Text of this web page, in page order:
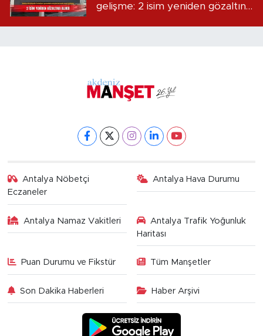
gelişme: 2 isim yeniden gözaltına
Antalya Nöbetçi
Eczaneler
Antalya Hava Durumu
Antalya Namaz Vakitleri
Antalya Trafik Yoğunluk
Haritası
Puan Durumu ve Fikstür Tüm Manşetler
Son Dakika Haberleri Haber Arşivi